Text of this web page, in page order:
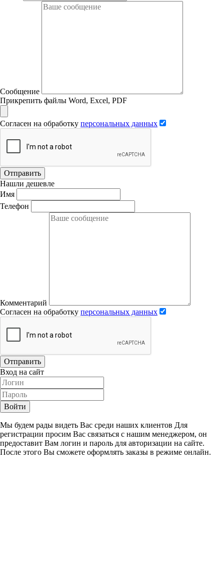
Сообщение
Прикрепить файлы Word, Excel, PDF
Согласен на обработку персональных данных
Отправить
Нашли дешевле
Имя
Телефон
Комментарий
Согласен на обработку персональных данных
Отправить
Вход на сайт
Войти
Мы будем рады видеть Вас среди наших клиентов Для
регистрации просим Вас связаться с нашим менеджером, он
предоставит Вам логин и пароль для авторизации на сайте.
После этого Вы сможете оформлять заказы в режиме онлайн.